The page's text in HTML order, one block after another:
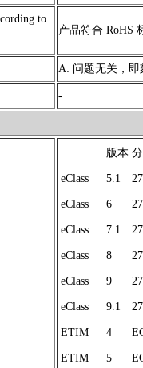
to
产品符合 RoHS
A: 问题无关，即
-
版本
eClass 5.1
eClass 6
eClass 7.1
eClass 8
eClass 9
eClass 9.1
ETIM 4
ETIM 5